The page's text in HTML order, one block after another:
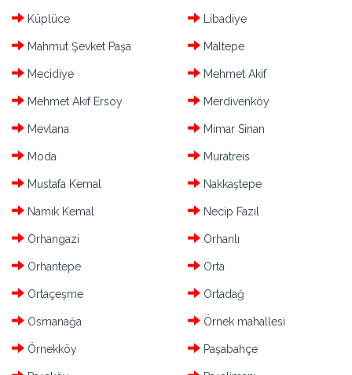
Küplüce Libadiye
Mahmut Şevket Paşa Maltepe
Mecidiye Mehmet Akif
Mehmet Akif Ersoy Merdivenköy
Mevlana Mimar Sinan
Moda Muratreis
Mustafa Kemal Nakkaştepe
Namık Kemal Necip Fazıl
Orhangazi Orhanlı
Orhantepe Orta
Ortaçeşme Ortadağ
Osmanağa Örnek mahallesi
Örnekköy Paşabahçe